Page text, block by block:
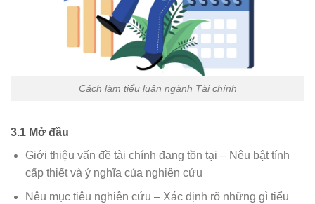
Cách làm tiểu luận ngành Tài chính
3.1 Mở đầu
Giới thiệu vấn đề tài chính đang tồn tại – Nêu bật tính
cấp thiết và ý nghĩa của nghiên cứu
Nêu mục tiêu nghiên cứu – Xác định rõ những gì tiểu